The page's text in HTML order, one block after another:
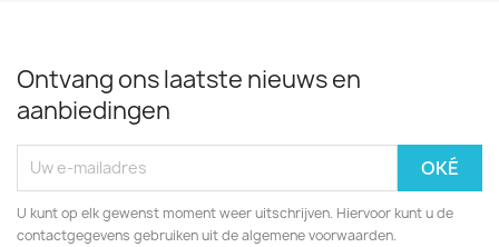
Ontvang ons laatste nieuws en
aanbiedingen
U kunt op elk gewenst moment weer uitschrijven. Hiervoor kunt u de
contactgegevens gebruiken uit de algemene voorwaarden.